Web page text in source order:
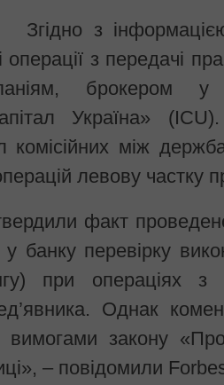
Згідно з
операції з передачі
брокером у
Україна»
комісійних між
левову частку
факт
банку перевірку
при операціях
Однак
вимогами закону
– повідомили